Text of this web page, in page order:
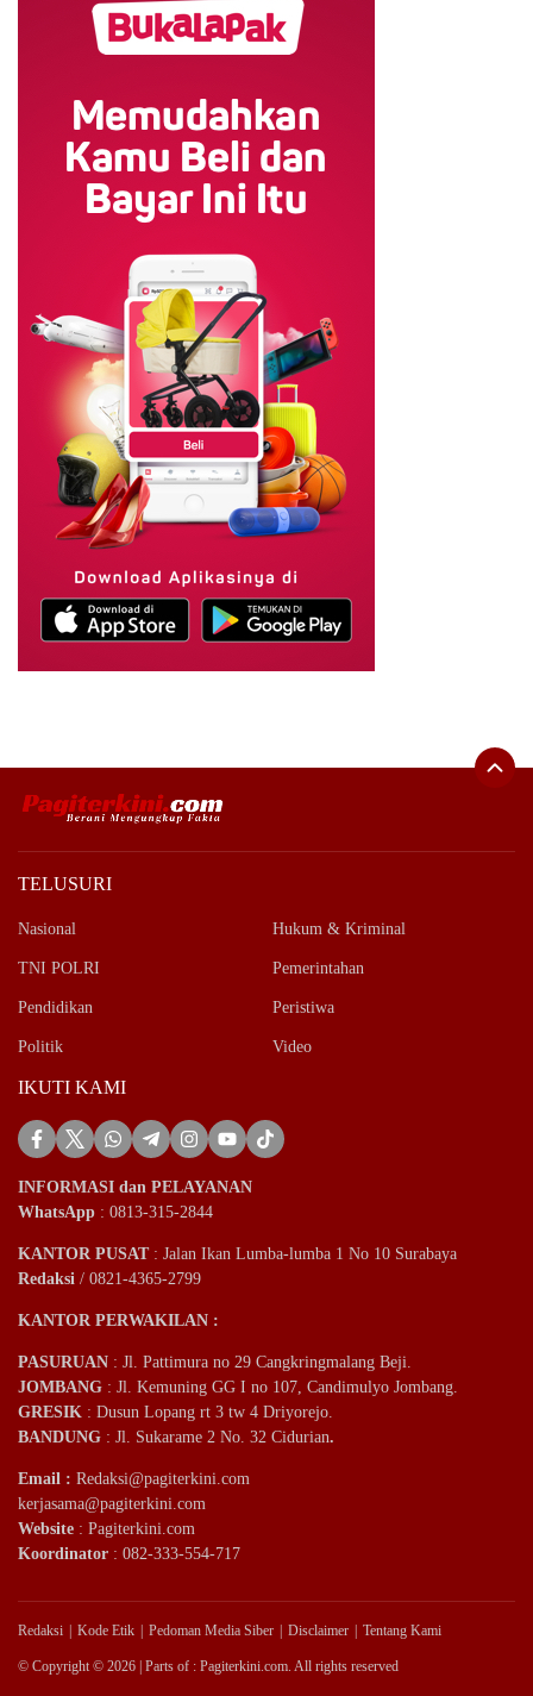
TELUSURI
Nasional Hukum & Kriminal
TNI POLRI Pemerintahan
Pendidikan Peristiwa
Politik Video
IKUTI KAMI
INFORMASI dan PELAYANAN
WhatsApp : 0813-315-2844
KANTOR PUSAT: Jalan Ikan Lumba-lumba 1 No 10 Surabaya
Redaksi / 0821-4365-2799
KANTOR PERWAKILAN :
PASURUAN : Jl. Pattimura no 29 Cangkringmalang Beji.
JOMBANG : Jl. Kemuning GG I no 107, Candimulyo Jombang.
GRESIK : Dusun Lopang rt 3 tw 4 Driyorejo.
BANDUNG : Jl. Sukarame 2 No. 32 Cidurian.
Email : Redaksi@pagiterkini.com
kerjasama@pagiterkini.com
Website : Pagiterkini.com
Koordinator : 082-333-554-717
Redaksi Kode Etik Pedoman Media Siber Disclaimer Tentang Kami
© Copyright © 2026 | Parts of : Pagiterkini.com. All rights reserved